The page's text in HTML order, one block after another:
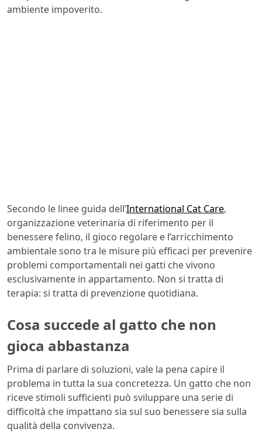
ambiente impoverito.
Secondo le linee guida dell’International Cat Care,
organizzazione veterinaria di riferimento per il
benessere felino, il gioco regolare e l’arricchimento
ambientale sono tra le misure più efficaci per prevenire
problemi comportamentali nei gatti che vivono
esclusivamente in appartamento. Non si tratta di
terapia: si tratta di prevenzione quotidiana.
Cosa succede al gatto che non
gioca abbastanza
Prima di parlare di soluzioni, vale la pena capire il
problema in tutta la sua concretezza. Un gatto che non
riceve stimoli sufficienti può sviluppare una serie di
difficoltà che impattano sia sul suo benessere sia sulla
qualità della convivenza.